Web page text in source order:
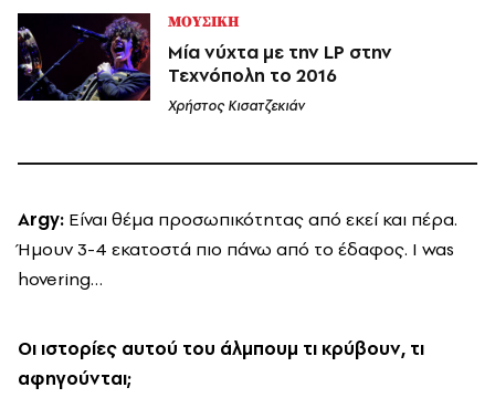
ΜΟΥΣΙΚΗ
Μία νύχτα με την LP στην
Τεχνόπολη το 2016
Χρήστος Κισατζεκιάν
Argy: Είναι θέμα προσωπικότητας από εκεί και πέρα.
Ήμουν 3-4 εκατοστά πιο πάνω από το έδαφος. I was
hovering…
Οι ιστορίες αυτού του άλμπουμ τι κρύβουν, τι
αφηγούνται;